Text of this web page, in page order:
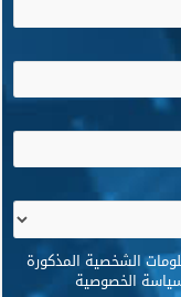
الشخصية المذكورة
الخصوصية